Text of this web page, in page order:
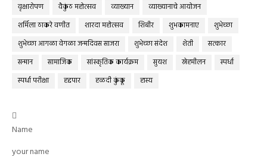
वृक्षारोपण
वैकुंठ महोत्सव व्याख्यान
व्याख्यानाचे आयोजन
शर्मिला ठाकरे वणीत
शारदा महोत्सव शिबीर शुभकामनाए
शुभेच्छा
शुभेच्छा आगळा वेगळा जन्मदिवस साजरा
शुभेच्छा संदेश शेती
सत्कार
सन्मान
सामाजिक सांस्कृतिक कार्यक्रम सुयश स्नेहमीलन
स्पर्धा
स्पर्धा परीक्षा
हद्दपार हळदी कुंकू हास्य

Name
your name